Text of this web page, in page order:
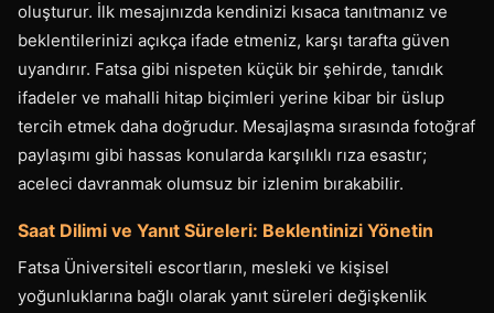
oluşturur. İlk mesajınızda kendinizi kısaca tanıtmanız ve
beklentilerinizi açıkça ifade etmeniz, karşı tarafta güven
uyandırır. Fatsa gibi nispeten küçük bir şehirde, tanıdık
ifadeler ve mahalli hitap biçimleri yerine kibar bir üslup
tercih etmek daha doğrudur. Mesajlaşma sırasında fotoğraf
paylaşımı gibi hassas konularda karşılıklı rıza esastır;
aceleci davranmak olumsuz bir izlenim bırakabilir.
Saat Dilimi ve Yanıt Süreleri: Beklentinizi Yönetin
Fatsa Üniversiteli escortların, mesleki ve kişisel
yoğunluklarına bağlı olarak yanıt süreleri değişkenlik